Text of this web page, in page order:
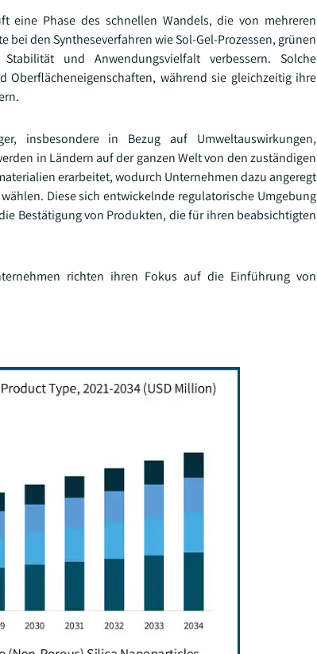
eine Phase des schnellen Wandels, die von mehreren
den Syntheseverfahren wie Sol-Gel-Prozessen, grünen
und Anwendungsvielfalt verbessern. Solche
während sie gleichzeitig ihre
insbesondere in Bezug auf Umweltauswirkungen,
in Ländern auf der ganzen Welt von den zuständigen
erarbeitet, wodurch Unternehmen dazu angeregt
Diese sich entwickelnde regulatorische Umgebung
Bestätigung von Produkten, die für ihren beabsichtigten
richten ihren Fokus auf die Einführung von